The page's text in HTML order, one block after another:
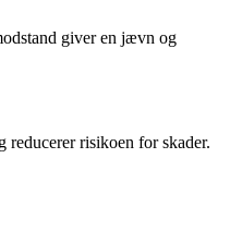
giver en jævn og
risikoen for skader.